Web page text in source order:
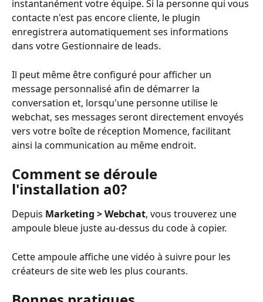
instantanément votre équipe. Si la personne qui vous
contacte n'est pas encore cliente, le plugin
enregistrera automatiquement ses informations
dans votre Gestionnaire de leads.
Il peut même être configuré pour afficher un
message personnalisé afin de démarrer la
conversation et, lorsqu'une personne utilise le
webchat, ses messages seront directement envoyés
vers votre boîte de réception Momence, facilitant
ainsi la communication au même endroit.
Comment se déroule
l'installation a0?
Depuis Marketing > Webchat, vous trouverez une
ampoule bleue juste au-dessus du code à copier.
Cette ampoule affiche une vidéo à suivre pour les
créateurs de site web les plus courants.